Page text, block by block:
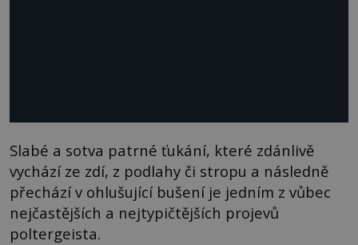
Slabé a sotva patrné ťukání, které zdánlivě
vychází ze zdí, z podlahy či stropu a následně
přechází v ohlušující bušení je jedním z vůbec
nejčastějších a nejtypičtějších projevů
poltergeista.